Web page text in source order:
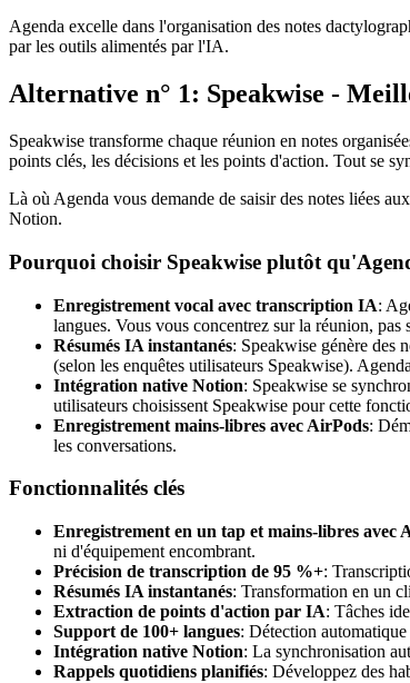
Agenda excelle dans l'organisation des notes
par les outils alimentés par l'IA.
Alternative n° 1: Speakwise -
Speakwise transforme chaque réunion en notes
points clés, les décisions et les points d'action. Tout se
Là où Agenda vous demande de saisir des notes liées
Notion.
Pourquoi choisir Speakwise plutôt
Enregistrement vocal avec transcription IA:
langues. Vous vous concentrez sur la réunion, pas
Résumés IA instantanés: Speakwise génère des
(selon les enquêtes utilisateurs Speakwise).
Intégration native Notion: Speakwise se
utilisateurs choisissent Speakwise pour cette
Enregistrement mains-libres avec AirPods:
les conversations.
Fonctionnalités clés
Enregistrement en un tap et mains-libres avec
ni d'équipement encombrant.
Précision de transcription de 95 %+:
Résumés IA instantanés: Transformation en un
Extraction de points d'action par IA: Tâches
Support de 100+ langues: Détection
Intégration native Notion: La synchronisation
Rappels quotidiens planifiés: Développez des